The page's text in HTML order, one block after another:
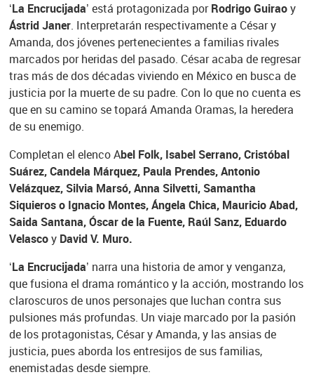
‘La Encrucijada’ está protagonizada porRodrigo Guiraoy
Ástrid Janer. Interpretarán respectivamente a César y
Amanda, dos jóvenes pertenecientes a familias rivales
marcados por heridas del pasado. César acaba de regresar
tras más de dos décadas viviendo en México en busca de
justicia por la muerte de su padre. Con lo que no cuenta es
que en su camino se topará Amanda Oramas, la heredera
de su enemigo.
Completan el elenco Abel Folk, Isabel Serrano, Cristóbal
Suárez, Candela Márquez, Paula Prendes, Antonio
Velázquez, Silvia Marsó, Anna Silvetti, Samantha
Siquieros o Ignacio Montes, Ángela Chica, Mauricio Abad,
Saida Santana, Óscar de la Fuente, Raúl Sanz, Eduardo
VelascoyDavid V. Muro.
‘La Encrucijada’ narra una historia de amor y venganza,
que fusiona el drama romántico y la acción, mostrando los
claroscuros de unos personajes que luchan contra sus
pulsiones más profundas. Un viaje marcado por la pasión
de los protagonistas, César y Amanda, y las ansias de
justicia, pues aborda los entresijos de sus familias,
enemistadas desde siempre.